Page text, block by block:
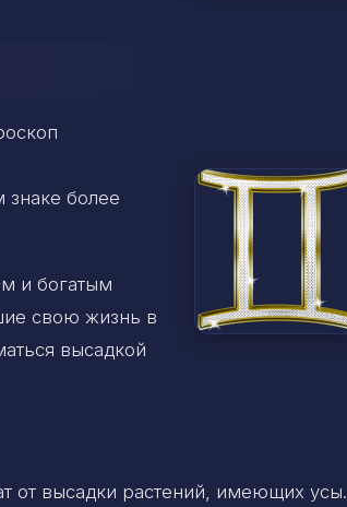
знаке более
и богатым
свою жизнь в
высадкой
от высадки растений, имеющих усы.